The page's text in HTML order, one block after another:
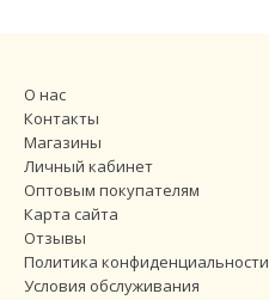
О нас
Контакты
Магазины
Личный кабинет
Оптовым покупателям
Карта сайта
Отзывы
Политика конфиденциальности
Условия обслуживания